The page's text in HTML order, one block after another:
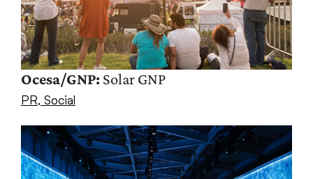
Ocesa/GNP:Solar GNP
PR, Social